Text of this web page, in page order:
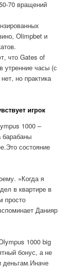
70 вращений
Olimpbet и
что Gates of
утренние часы (с
но практика
игрок
1000 –
барабаны
состояние
»Когда я
в квартире в
просто
Данияр
1000 big
бонус, а не
деньгам.Иначе